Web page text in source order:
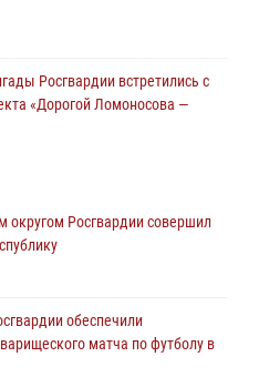
Росгвардии встретились с
«Дорогой Ломоносова —
Росгвардии совершил
обеспечили
матча по футболу в